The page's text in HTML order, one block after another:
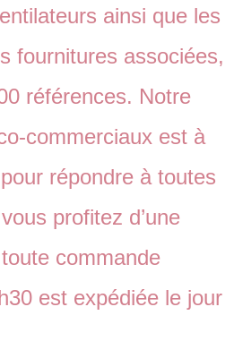
ainsi que les
fournitures associées,
références. Notre
commerciaux est à
répondre à toutes
profitez d’une
commande
est expédiée le jour